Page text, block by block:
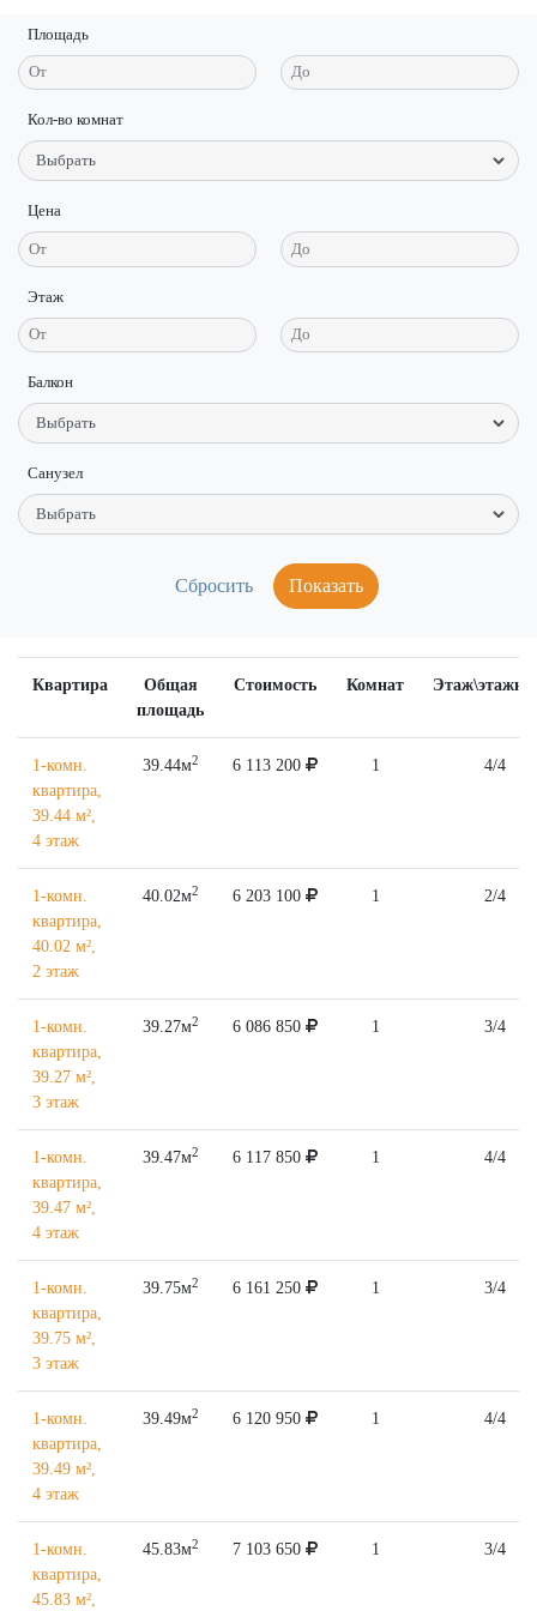
Площадь
Кол-во комнат
Цена
Этаж
Балкон
Санузел
Показать
Квартира
Общая
площадь
Стоимость Комнат
1-комн.
квартира,
39.44 м²,
4 этаж
39.44м2 6 113 200 1 4/4
1-комн.
квартира,
40.02 м²,
2 этаж
40.02м2 6 203 100 1 2/4
1-комн.
квартира,
39.27 м²,
3 этаж
39.27м2 6 086 850 1 3/4
1-комн.
квартира,
39.47 м²,
4 этаж
39.47м2 6 117 850 1 4/4
1-комн.
квартира,
39.75 м²,
3 этаж
39.75м2 6 161 250 1 3/4
1-комн.
квартира,
39.49 м²,
4 этаж
39.49м2 6 120 950 1 4/4
1-комн.
квартира,
45.83 м²,
45.83м2 7 103 650 1 3/4